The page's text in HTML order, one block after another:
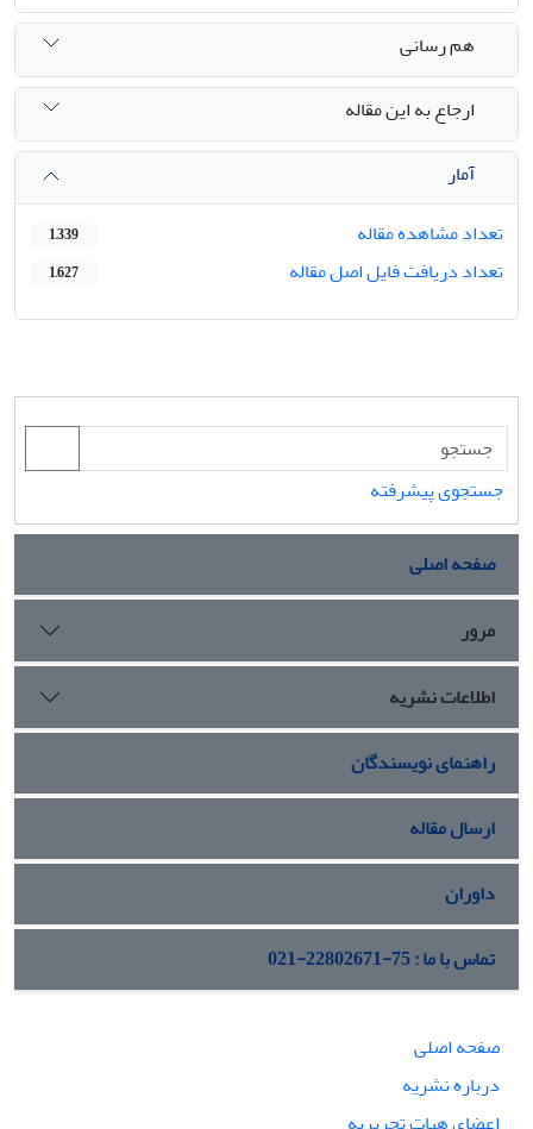
هم رسانی
ارجاع به این مقاله
آمار
تعداد مشاهده مقاله
1,339
تعداد دریافت فایل اصل مقاله 1,627
جستجوی پیشرفته
صفحه اصلی
مرور
اطلاعات نشریه
راهنمای نویسندگان
ارسال مقاله
داوران
تماس با ما : 75-22802671-021
صفحه اصلی
درباره نشریه